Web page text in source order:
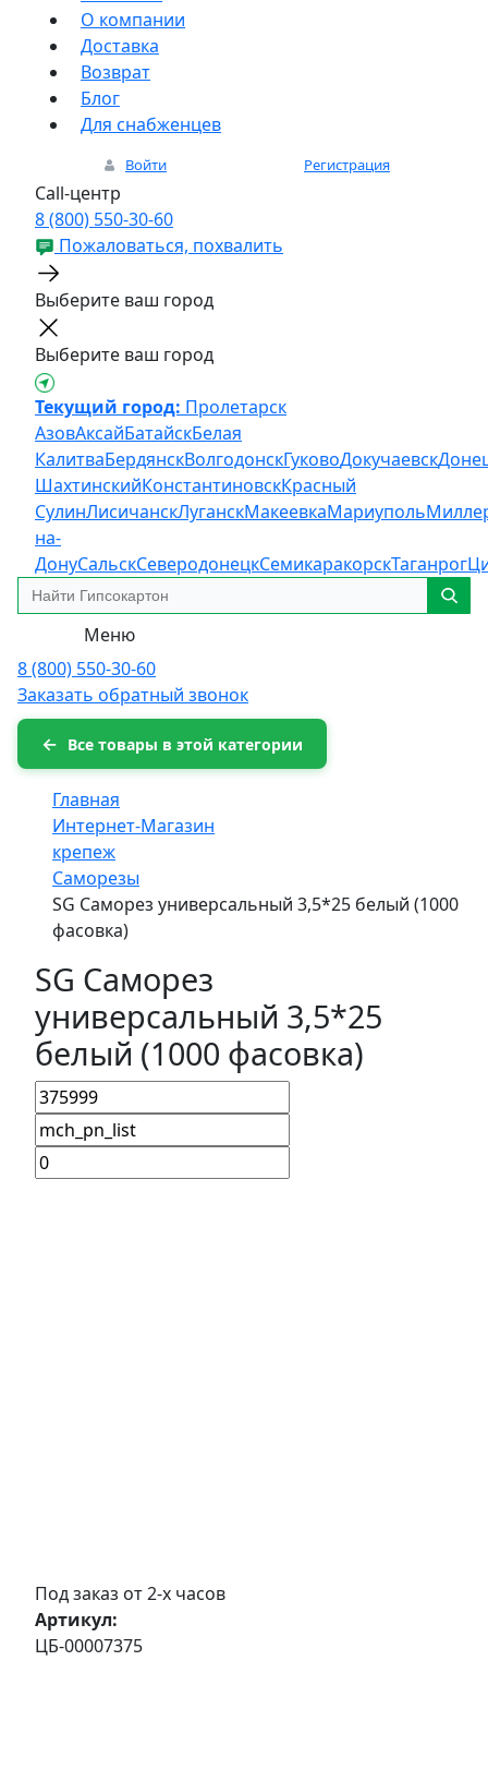
О компании
Доставка
Возврат
Блог
Для снабженцев
Войти Регистрация
Call-центр
8 (800) 550-30-60
Пожаловаться, похвалить
Выберите ваш город
Выберите ваш город
Текущий город: Пролетарск
АзовАксайБатайскБелая
КалитваБердянскВолгодонскГуковоДокучаевск
ШахтинскийКонстантиновскКрасный
СулинЛисичанскЛуганскМакеевкаМариуполь
на-
ДонуСальскСеверодонецкСемикаракорскТаганрог
Меню
8 (800) 550-30-60
Заказать обратный звонок
Все товары в этой категории
Главная
Интернет-Магазин
крепеж
Саморезы
SG Саморез универсальный 3,5*25 белый (1000
фасовка)
SG Саморез
универсальный 3,5*25
белый (1000 фасовка)
Под заказ от 2-х часов
Артикул:
ЦБ-00007375